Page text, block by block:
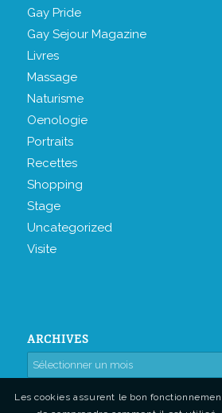
Gay Pride
Gay Sejour Magazine
Livres
Massage
Naturisme
Oenologie
Portraits
Recettes
Shopping
Stage
Uncategorized
Visite
ARCHIVES
Les cookies assurent le bon